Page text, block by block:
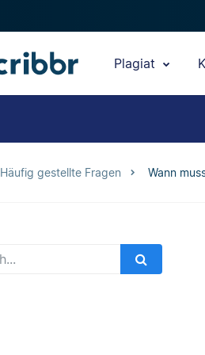
Plagiat
Häufig gestellte Fragen Wann